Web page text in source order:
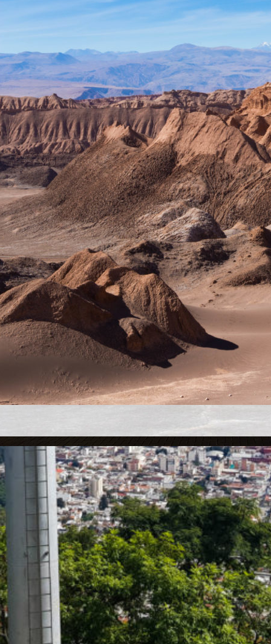
Matériel et budget
Carnet de route
Toutes les étapes
Chili
Argentine
Bolivie
Pérou
Equateur
Colombie
Bilan et budget par pays
Nos autres voyages
Eurovélo 6 2015
Corse 2016
Vélodyssée 2017
Route des Grandes Alpes 2019
Conseils aux voyageurs
Vidéos
De Cafayate à San Pedro de Atacama : la
traversée des Andes par le Paso de Jama
Posté le 31 mai 2018